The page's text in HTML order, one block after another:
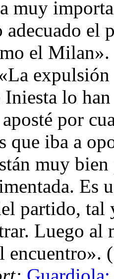
muy
adecuado el
el
Iniesta lo
por
que iba a
muy
Es
partido, tal
Luego al